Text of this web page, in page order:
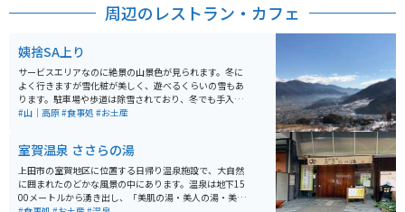
す。
周辺のレストラン・カフェ
姨捨SA上り
サービスエリアなのに絶景の山景色が見られます。冬に
よく行きますが雪化粧が美しく、遊べるくらいの雪もあ
ります。駐車場や歩道は除雪されており、冬でも手入れ
が行き届いていると感じます。フードが美味しいのも嬉
#山｜高原#食事処 #お土産
室賀温泉 ささらの湯
上田市の室賀地区に位置する日帰り温泉施設で、大自然
に囲まれたのどかな風景の中にあります。温泉は地下15
00メートルから湧き出し、「美肌の湯・美人の湯・美粧